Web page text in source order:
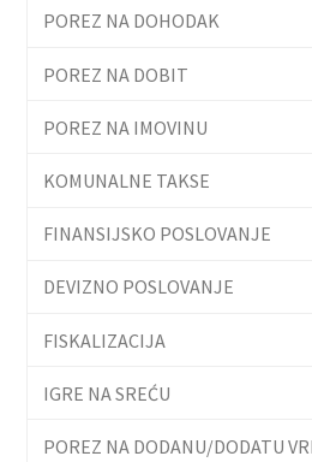
POREZ NA DOHODAK
POREZ NA DOBIT
POREZ NA IMOVINU
KOMUNALNE TAKSE
FINANSIJSKO POSLOVANJE
DEVIZNO POSLOVANJE
FISKALIZACIJA
IGRE NA SREĆU
POREZ NA DODANU/DODATU